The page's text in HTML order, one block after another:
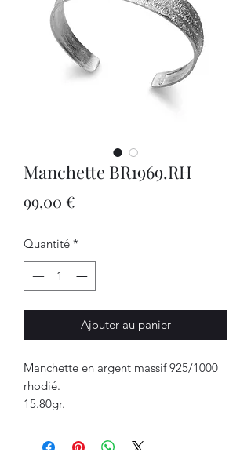
Manchette BR1969.RH
99,00 €
Quantité *
Ajouter au panier
Manchette en argent massif 925/1000
rhodié.
15.80gr.